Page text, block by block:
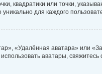
квадратики или точки,
для каждого
«Удалённая аватара» или
аватары,